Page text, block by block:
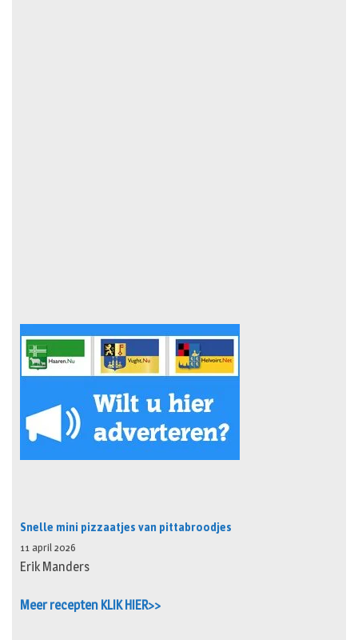
Snelle mini pizzaatjes van pittabroodjes
11 april 2026
Erik Manders
Meer recepten KLIK HIER>>